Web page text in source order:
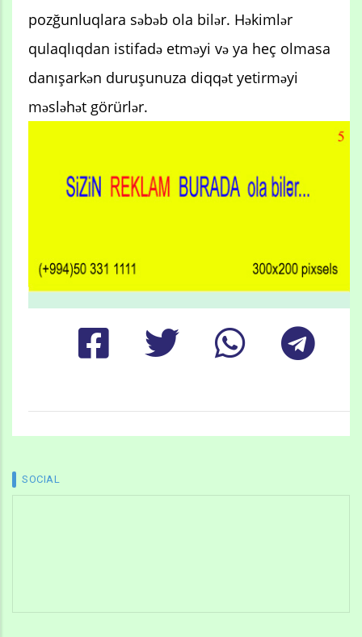
pozğunluqlara səbəb ola bilər. Həkimlər
qulaqlıqdan istifadə etməyi və ya heç olmasa
danışarkən duruşunuza diqqət yetirməyi
məsləhət görürlər.
SOCIAL